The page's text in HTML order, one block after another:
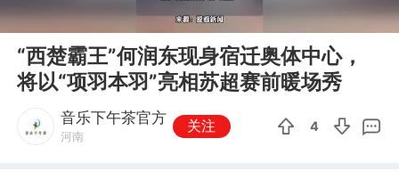
00:00 00:16
“西楚霸王”何润东现身宿迁奥体中心，
将以“项羽本羽”亮相苏超赛前暖场秀
音乐下午茶官方
河南
关注 4